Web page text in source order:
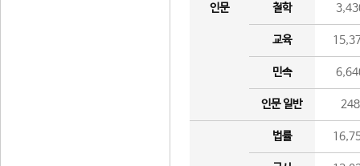
인문 철학
교육
민속
인문 일반 248
법률